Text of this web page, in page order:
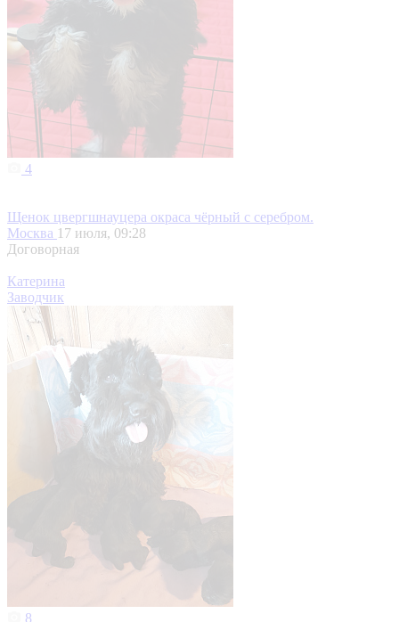
4
Щенок цвергшнауцера окраса чёрный с серебром.
Москва 17 июля, 09:28
Договорная
Катерина
Заводчик
8